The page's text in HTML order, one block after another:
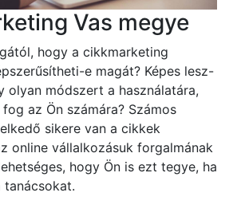
Vas megye
hogy a cikkmarketing
e magát? Képes lesz-
olyan módszert a használatára,
az Ön számára? Számos
sikere van a cikkek
online vállalkozásuk forgalmának
hogy Ön is ezt tegye, ha